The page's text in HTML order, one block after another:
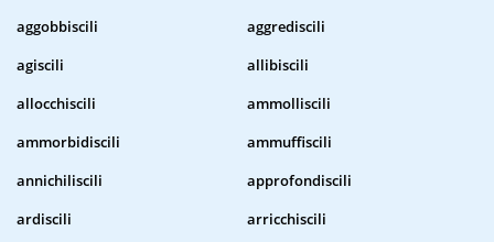
aggobbiscili
aggrediscili
agiscili
allibiscili
allocchiscili
ammolliscili
ammorbidiscili
ammuffiscili
annichiliscili
approfondiscili
ardiscili
arricchiscili